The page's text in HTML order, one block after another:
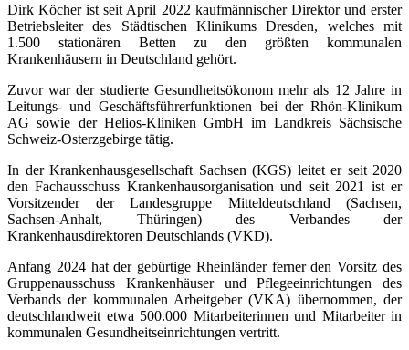
Dirk Köcher ist seit April 2022 kaufmännischer Direktor und erster
Betriebsleiter des Städtischen Klinikums Dresden, welches mit
1.500 stationären Betten zu den größten kommunalen
Krankenhäusern in Deutschland gehört.
Zuvor war der studierte Gesundheitsökonom mehr als 12 Jahre in
Leitungs- und Geschäftsführer­funktionen bei der Rhön-Klinikum
AG sowie der Helios-Kliniken GmbH im Landkreis Sächsische
Schweiz-Osterzgebirge tätig.
In der Krankenhausgesellschaft Sachsen (KGS) leitet er seit 2020
den Fachausschuss Kranken­hausorganisation und seit 2021 ist er
Vorsitzender der Landesgruppe Mitteldeutschland (Sachsen,
Sachsen-Anhalt, Thüringen) des Verbandes der
Krankenhausdirektoren Deutschlands (VKD).
Anfang 2024 hat der gebürtige Rheinländer ferner den Vorsitz des
Gruppenausschuss Krankenhäuser und Pflegeeinrichtungen des
Verbands der kommunalen Arbeitgeber (VKA) übernommen, der
deutschland­weit etwa 500.000 Mitarbeiterinnen und Mitarbeiter in
kommunalen Gesundheits­einrichtungen vertritt.